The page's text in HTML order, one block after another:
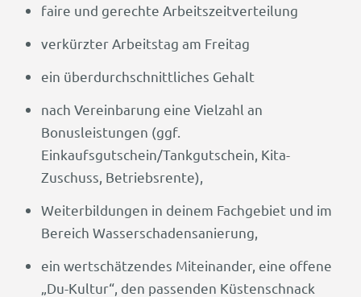
faire und gerechte Arbeitszeitverteilung
verkürzter Arbeitstag am Freitag
ein überdurchschnittliches Gehalt
nach Vereinbarung eine Vielzahl an
Bonusleistungen (ggf.
Einkaufsgutschein/Tankgutschein, Kita-
Zuschuss, Betriebsrente),
Weiterbildungen in deinem Fachgebiet und im
Bereich Wasserschadensanierung,
ein wertschätzendes Miteinander, eine offene
„Du-Kultur“, den passenden Küstenschnack